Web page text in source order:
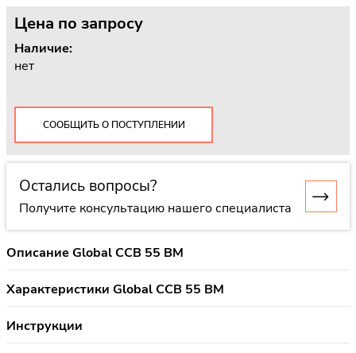
Цена по запросу
Наличие:
нет
СООБЩИТЬ О ПОСТУПЛЕНИИ
Остались вопросы?
Получите консультацию нашего специалиста
Описание Global CCB 55 BM
Характеристики Global CCB 55 BM
Инструкции